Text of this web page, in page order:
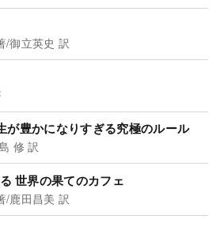
/御立英史 訳
豊かになりすぎる究極のルール
修 訳
世界の果てのカフェ
/鹿田昌美 訳